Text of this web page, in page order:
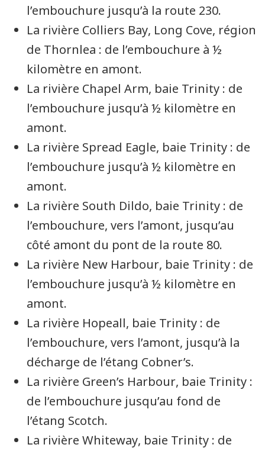
l’embouchure jusqu’à la route 230.
La rivière Colliers Bay, Long Cove, région
de Thornlea : de l’embouchure à ½
kilomètre en amont.
La rivière Chapel Arm, baie Trinity : de
l’embouchure jusqu’à ½ kilomètre en
amont.
La rivière Spread Eagle, baie Trinity : de
l’embouchure jusqu’à ½ kilomètre en
amont.
La rivière South Dildo, baie Trinity : de
l’embouchure, vers l’amont, jusqu’au
côté amont du pont de la route 80.
La rivière New Harbour, baie Trinity : de
l’embouchure jusqu’à ½ kilomètre en
amont.
La rivière Hopeall, baie Trinity : de
l’embouchure, vers l’amont, jusqu’à la
décharge de l’étang Cobner’s.
La rivière Green’s Harbour, baie Trinity :
de l’embouchure jusqu’au fond de
l’étang Scotch.
La rivière Whiteway, baie Trinity : de